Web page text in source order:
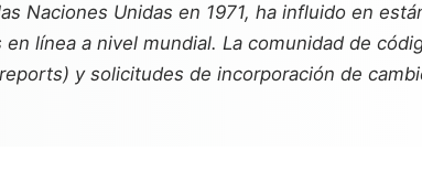
Naciones Unidas en 1971, ha influido en
línea a nivel mundial. La comunidad de
) y solicitudes de incorporación de